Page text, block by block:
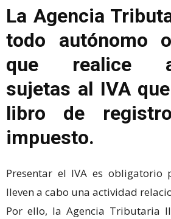
La Agencia
todo autónomo
que realice
sujetas al IVA
libro de
impuesto.
Presentar el IVA es obligatorio
lleven a cabo una actividad
Por ello, la Agencia Tributaria